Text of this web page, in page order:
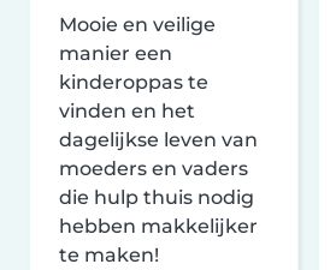
Mooie en veilige
manier een
kinderoppas te
vinden en het
dagelijkse leven van
moeders en vaders
die hulp thuis nodig
hebben makkelijker
te maken!